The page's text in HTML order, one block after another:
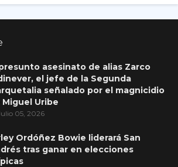
asesinato de alias Zarco
el jefe de la Segunda
señalado por el magnicidio
Miguel Uribe
05, 2026
Ordóñez Bowie liderará San
tras ganar en elecciones